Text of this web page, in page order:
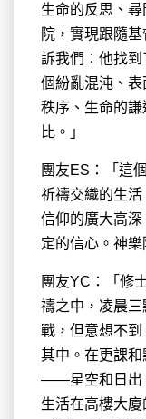
生命的反思、
院，實現跟隨
訴我們︰他找
個紛亂混沌、
秩序、生命的
比。」
團友ES：「這
祈禱交織的生
信仰的廣大高
定的信心。神樂
團友YC：「修
禱之中，凌晨
戰，但意想不
其中。在更課
——星空和日出
生活在高樓大